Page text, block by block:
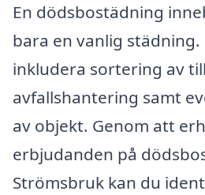
En dödsbostädning
bara en vanlig städning.
inkludera sortering av
avfallshantering samt
av objekt. Genom att
erbjudanden på
Strömsbruk kan du